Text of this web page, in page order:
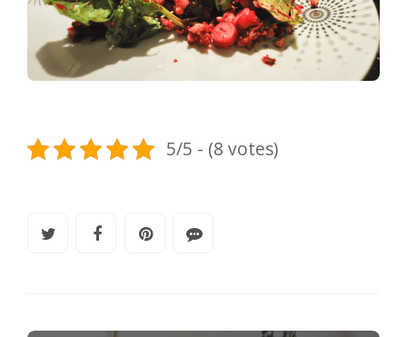
5/5 - (8 votes)